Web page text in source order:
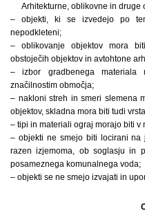
Arhitekturne, oblikovne in druge
– objekti, ki se izvedejo po
nepodkleteni;
– oblikovanje objektov mora
obstoječih objektov in avtohtone
– izbor gradbenega materiala
značilnostim območja;
– nakloni streh in smeri slemena
objektov, skladna mora biti tudi
– tipi in materiali ograj morajo biti v
– objekti ne smejo biti locirani na
razen izjemoma, ob soglasju in
posameznega komunalnega voda;
– objekti se ne smejo izvajati in